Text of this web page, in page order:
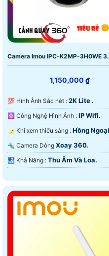
Camera Imou IPC-K2MP-3H0WE
1,150,000 ₫
💯 Hình Ảnh Sắc nét : 2K Lite .
⚛️ Công Nghệ Hình Ảnh : IP Wifi.
🌛 Khi xem thiếu sáng : Hồng
🔩 Camera Dòng Xoay 360.
️🛃 Khả Năng : Thu Âm Và Loa.